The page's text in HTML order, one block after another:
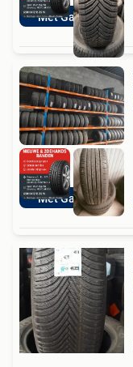
Met Garantie
Met Garantie